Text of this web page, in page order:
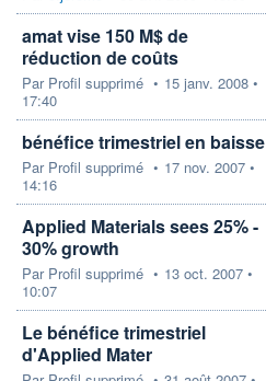
amat vise 150 M$ de
réduction de coûts
Par Profil supprimé • 15 janv. 2008 •
17:40
bénéfice trimestriel en baisse
Par Profil supprimé • 17 nov. 2007 •
14:16
Applied Materials sees 25% -
30% growth
Par Profil supprimé • 13 oct. 2007 •
10:07
Le bénéfice trimestriel
d'Applied Mater